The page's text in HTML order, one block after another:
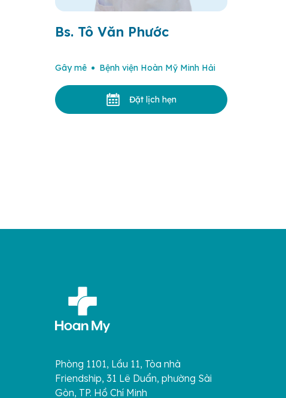
Bs. Tô Văn Phước
Gây mê Bệnh viện Hoàn Mỹ Minh Hải
Đặt lịch hẹn
Phòng 1101, Lầu 11, Tòa nhà
Friendship, 31 Lê Duẩn, phường Sài
Gòn, TP. Hồ Chí Minh